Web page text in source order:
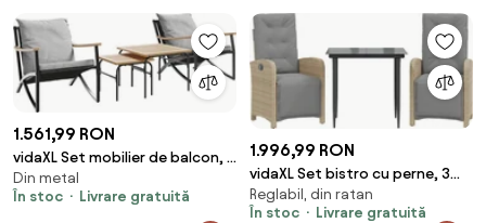
1.561,99 RON
vidaXL Set mobilier de balcon, 4
piese, cu perne, negru, oțel
Din metal
În stoc
Livrare gratuită
1.996,99 RON
vidaXL Set bistro cu perne, 3
piese, bej, poliratan
Reglabil, din ratan
În stoc
Livrare gratuită